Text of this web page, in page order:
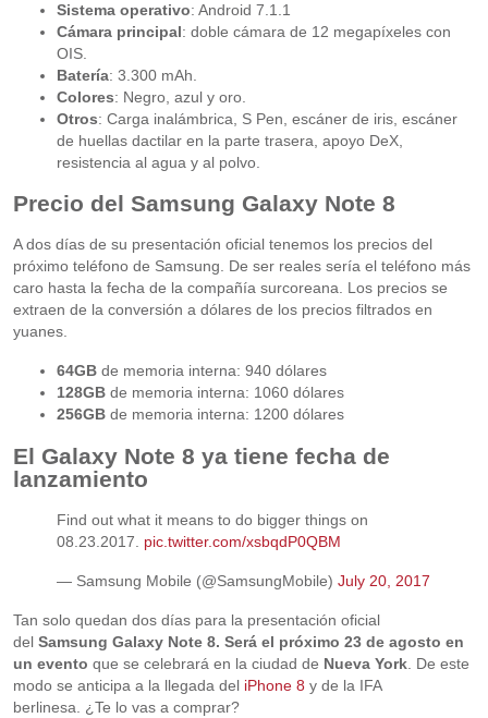
Sistema operativo: Android 7.1.1
Cámara principal: doble cámara de 12 megapíxeles con
OIS.
Batería: 3.300 mAh.
Colores: Negro, azul y oro.
Otros: Carga inalámbrica, S Pen, escáner de iris, escáner
de huellas dactilar en la parte trasera, apoyo DeX,
resistencia al agua y al polvo.
Precio del Samsung Galaxy Note 8
A dos días de su presentación oficial tenemos los precios del
próximo teléfono de Samsung. De ser reales sería el teléfono más
caro hasta la fecha de la compañía surcoreana. Los precios se
extraen de la conversión a dólares de los precios filtrados en
yuanes.
64GBde memoria interna: 940 dólares
128GBde memoria interna: 1060 dólares
256GBde memoria interna: 1200 dólares
El Galaxy Note 8 ya tiene fecha de
lanzamiento
Find out what it means to do bigger things on
08.23.2017. pic.twitter.com/xsbqdP0QBM
— Samsung Mobile (@SamsungMobile) July 20, 2017
Tan solo quedan dos días para la presentación oficial
del Samsung Galaxy Note 8. Será el próximo 23 de agosto en
un evento que se celebrará en la ciudad de Nueva York. De este
modo se anticipa a la llegada del iPhone 8 y de la IFA
berlinesa. ¿Te lo vas a comprar?